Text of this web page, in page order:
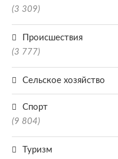
(3 309)
Происшествия
(3 777)
Сельское хозяйство
Спорт
(9 804)
Туризм